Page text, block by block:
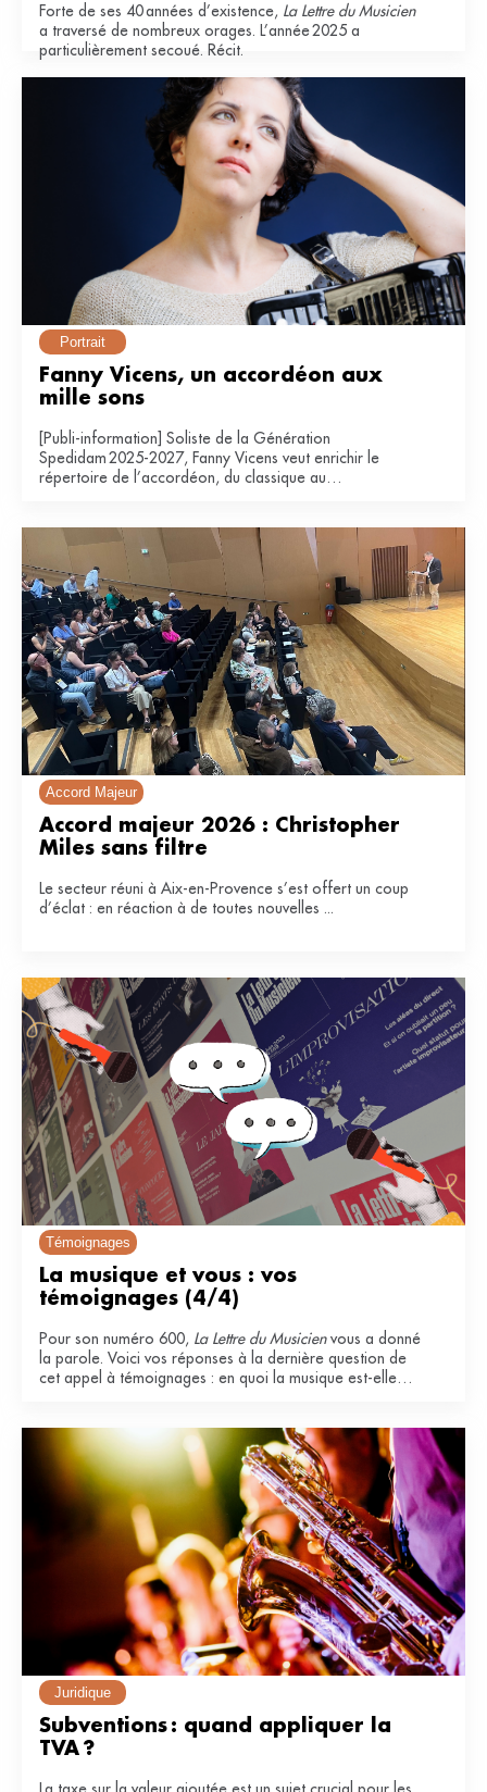
Forte de ses 40 années d’existence, La Lettre du Musicien
a traversé de nombreux orages. L’année 2025 a
particulièrement secoué. Récit.
Portrait
Fanny Vicens, un accordéon aux
mille sons
[Publi-information] Soliste de la Génération
Spedidam 2025-2027, Fanny Vicens veut enrichir le
répertoire de l’accordéon, du classique au
Accord Majeur
Accord majeur 2026 : Christopher
Miles sans filtre
Le secteur réuni à Aix-en-Provence s’est offert un coup
d’éclat : en réaction à de toutes nouvelles ...
Témoignages
La musique et vous : vos
témoignages (4/4)
Pour son numéro 600, La Lettre du Musicienvous a donné
la parole. Voici vos réponses à la dernière question de
cet appel à témoignages : en quoi la musique est-elle
Juridique
Subventions : quand appliquer la
TVA ?